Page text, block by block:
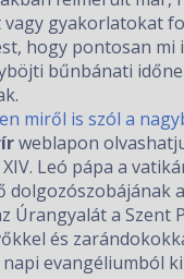
gyakorlatokat
hogy pontosan mi
bűnbánati
miről is szól a
weblapon
Leó pápa a
dolgozószobájának
Úrangyalát a Szent
és
napi evangéliumból